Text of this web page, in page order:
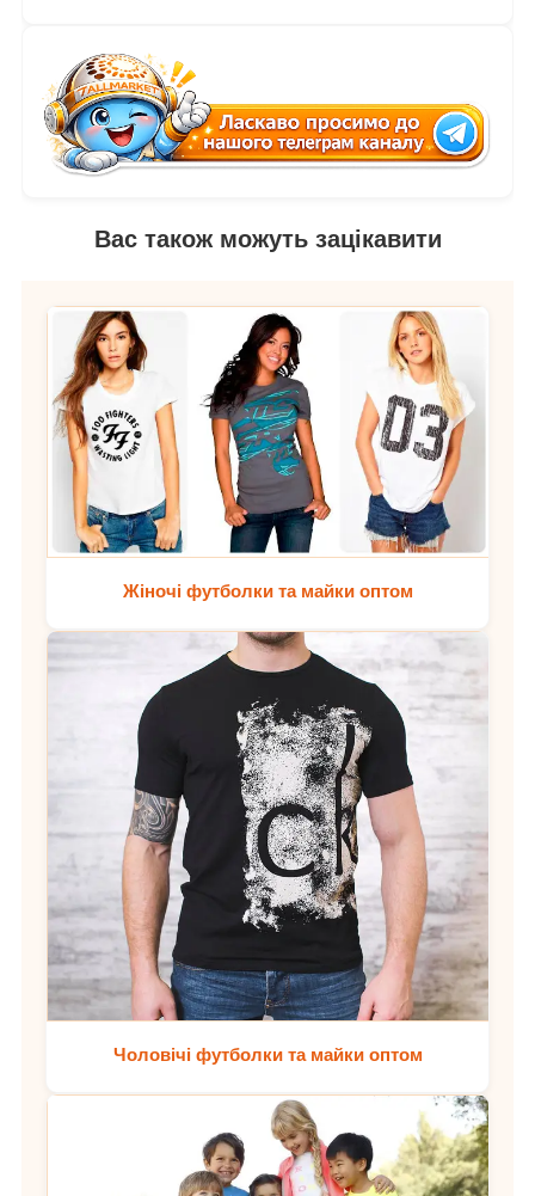
Вас також можуть зацікавити
Жіночі футболки та майки оптом
Чоловічі футболки та майки оптом